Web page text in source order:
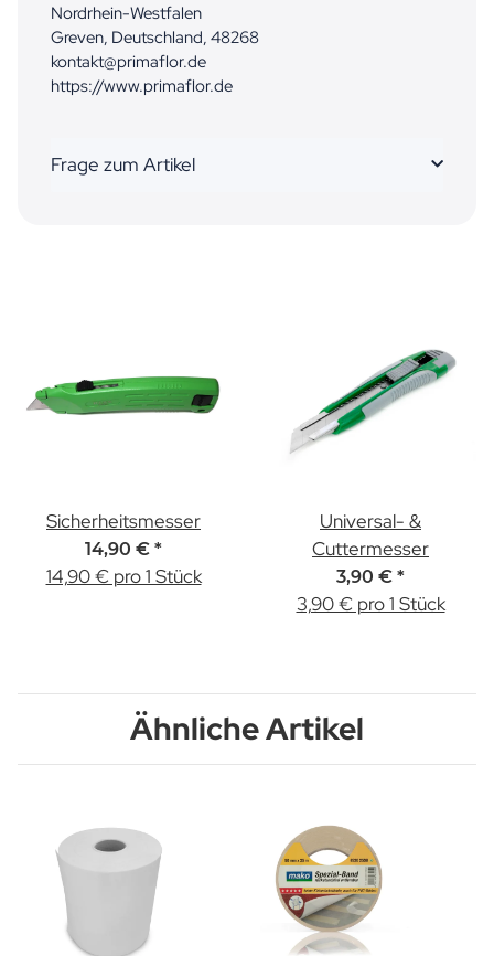
Nordrhein-Westfalen
Greven, Deutschland, 48268
kontakt@primaflor.de
https://www.primaflor.de
Frage zum Artikel
Sicherheitsmesser
14,90 € *
14,90 € pro 1 Stück
Universal- &
Cuttermesser
3,90 € *
3,90 € pro 1 Stück
Ähnliche Artikel